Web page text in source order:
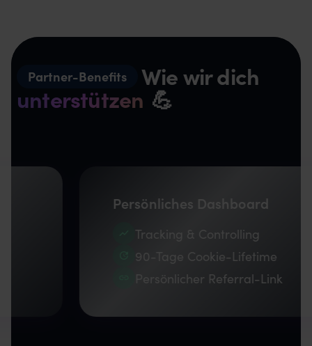
Partner-Benefits Wie wir dich
unterstützen 💪
Persönliches Dashboard
Tracking & Controlling
90-Tage Cookie-Lifetime
Persönlicher Referral-Link